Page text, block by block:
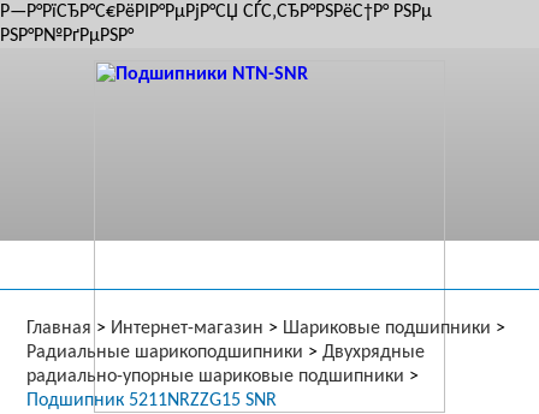
Р—Р°РїСЂР°С€РёРІР°РµРјР°СЏ СЃС‚СЂР°РЅРёС†Р° РЅРµ
РЅР°Р№РґРµРЅР°
Главная > Интернет-магазин > Шариковые подшипники >
Радиальные шарикоподшипники > Двухрядные
радиально-упорные шариковые подшипники >
Подшипник 5211NRZZG15 SNR